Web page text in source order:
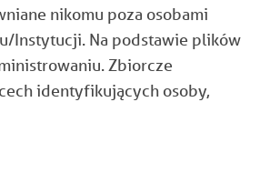
nikomu poza osobami
Instytucji. Na podstawie plików
Zbiorcze
identyfikujących osoby,